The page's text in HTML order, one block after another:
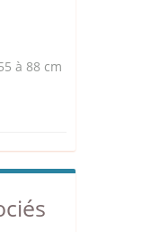
à 88 cm